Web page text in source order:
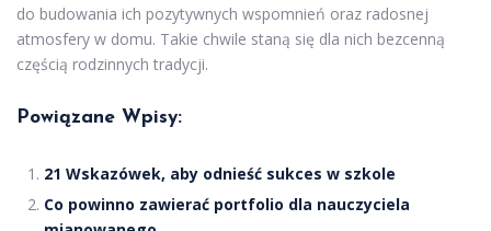
do budowania ich pozytywnych wspomnień oraz radosnej
atmosfery w domu. Takie chwile staną się dla nich bezcenną
częścią rodzinnych tradycji.
Powiązane Wpisy:
21 Wskazówek, aby odnieść sukces w szkole
Co powinno zawierać portfolio dla nauczyciela